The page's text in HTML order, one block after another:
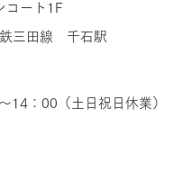
コート1F
三田線 千石駅
14：00（土日祝日休業）